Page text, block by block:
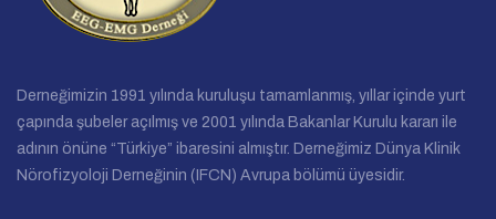
Derneğimizin 1991 yılında kuruluşu tamamlanmış, yıllar içinde yurt
çapında şubeler açılmış ve 2001 yılında Bakanlar Kurulu kararı ile
adının önüne “Türkiye” ibaresini almıştır. Derneğimiz Dünya Klinik
Nörofizyoloji Derneğinin (IFCN) Avrupa bölümü üyesidir.